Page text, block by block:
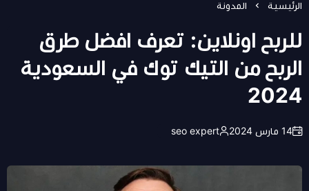
الرئيسية المدونة
للربح اونلاين: تعرف افضل طرق
الربح من التيك توك في السعودية
2024
14 مارس 2024 seo expert